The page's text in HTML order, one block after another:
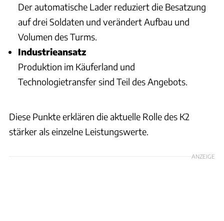
Der automatische Lader reduziert die Besatzung
auf drei Soldaten und verändert Aufbau und
Volumen des Turms.
Industrieansatz
Produktion im Käuferland und
Technologietransfer sind Teil des Angebots.
Diese Punkte erklären die aktuelle Rolle des K2
stärker als einzelne Leistungswerte.
ANZEIGE